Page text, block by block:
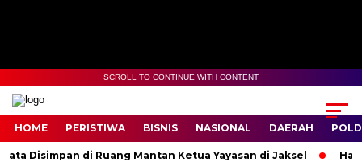
SCROLL TO CONTINUE WITH CONTENT
HOME PERISTIWA BISNIS NASIONAL DAERAH
Disimpan di Ruang Mantan Ketua Yayasan di Jaksel